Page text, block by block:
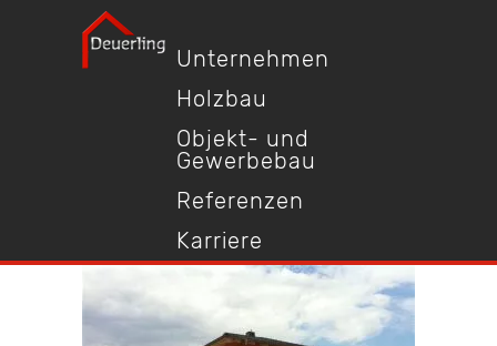
Unternehmen
Holzbau
Objekt- und
Gewerbebau
Referenzen
Karriere